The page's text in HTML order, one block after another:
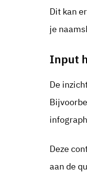
Dit kan
je
Input
De
Deze
aan de